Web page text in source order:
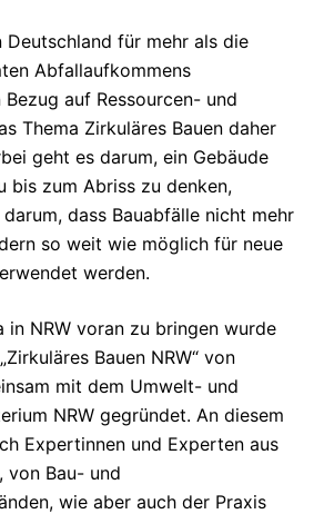
Deutschland für mehr als die
Abfallaufkommens
auf Ressourcen- und
Thema Zirkuläres Bauen daher
geht es darum, ein Gebäude
bis zum Abriss zu denken,
dass Bauabfälle nicht mehr
so weit wie möglich für neue
werden.
in NRW voran zu bringen wurde
Bauen NRW“ von
mit dem Umwelt- und
NRW gegründet. An diesem
Expertinnen und Experten aus
von Bau- und
wie aber auch der Praxis